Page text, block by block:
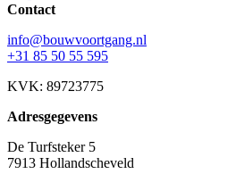
Contact
info@bouwvoortgang.nl
+31 85 50 55 595
KVK: 89723775
Adresgegevens
De Turfsteker 5
7913 Hollandscheveld